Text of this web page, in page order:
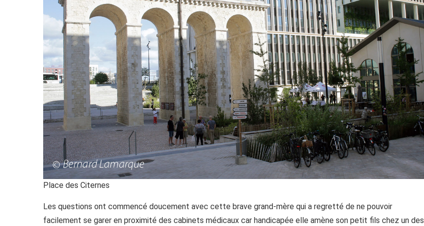
Place des Citernes
Les questions ont commencé doucement avec cette brave grand-mère qui a regretté de ne pouvoir
facilement se garer en proximité des cabinets médicaux car handicapée elle amène son petit fils chez un des